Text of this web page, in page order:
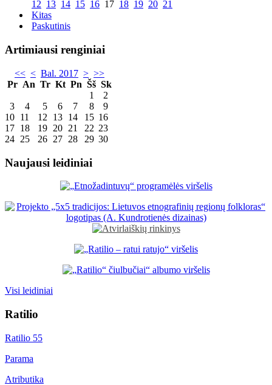
12 13 14 15 16 17 18 19 20 21
Kitas
Paskutinis
Artimiausi renginiai
<< < Bal. 2017 > >>
Pr An Tr Kt Pn Šš Sk
1
2
3
4 5 6 7 8
9
10 11 12 13 14 15 16
17 18 19 20 21 22 23
24 25 26 27 28 29 30
Naujausi leidiniai
Visi leidiniai
Ratilio
Ratilio 55
Parama
Atributika